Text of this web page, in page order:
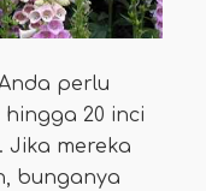
perlu
hingga 20 inci
mereka
bunganya